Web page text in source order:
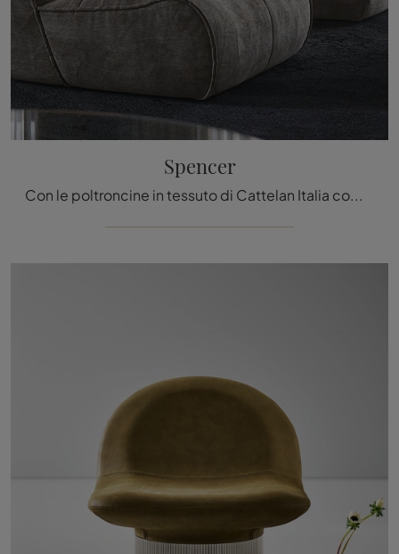
Spencer
Con le poltroncine in tessuto di Cattelan Italia come il modello Spencer potrai completare il tuo progetto d'arredo.